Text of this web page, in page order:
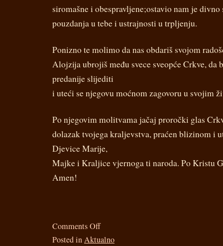
siromašne i obespravljene;ostavio nam je
pouzdanja u tebe i ustrajnosti u trpljenju.
Ponizno te molimo da nas obdariš svojom
Alojzija ubrojiš među svece sveopće Crkve, da
predanije slijediti
i uteći se njegovu moćnom zagovoru u svojim
Po njegovim molitvama jačaj proročki glas
dolazak tvojega kraljevstva, praćen blizinom i
Djevice Marije,
Majke i Kraljice vjernoga ti naroda. Po Kristu
Amen!
Comments Off
Posted inAktualno